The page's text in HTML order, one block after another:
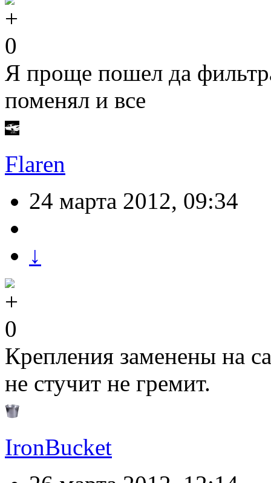
0
Я проще пошел да
поменял и все
Flaren
24 марта 2012, 09:34
↓
0
Крепления заменены на
не стучит не гремит.
IronBucket